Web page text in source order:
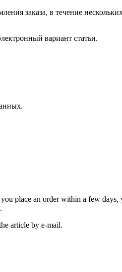
заказа, в течение
вариант статьи.
place an order within a few
article by e-mail.